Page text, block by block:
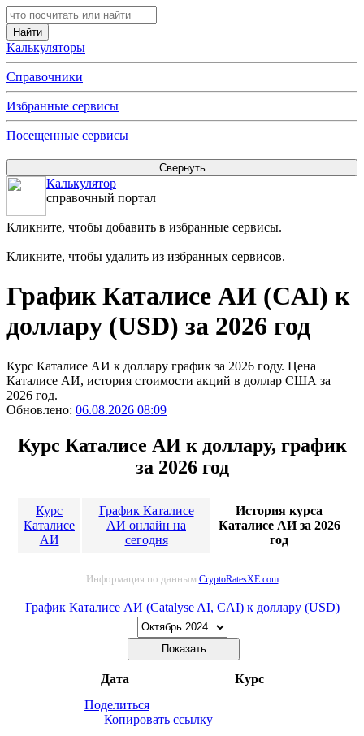
Калькуляторы
Справочники
Избранные сервисы
Посещенные сервисы
Калькулятор
справочный портал
Кликните, чтобы добавить в избранные сервисы.
Кликните, чтобы удалить из избранных сервисов.
График Каталисе АИ (CAI) к
доллару (USD) за 2026 год
Курс Каталисе АИ к доллару график за 2026 году. Цена
Каталисе АИ, история стоимости акций в доллар США за
2026 год.
Обновлено: 06.08.2026 08:09
Курс Каталисе АИ к доллару, график
за 2026 год
Курс
Каталисе
АИ
График Каталисе
АИ онлайн на
сегодня
История курса
Каталисе АИ за 2026
год
Информация по данным CryptoRatesXE.com
График Каталисе АИ (Catalyse AI, CAI) к доллару (USD)
Дата
Курс
Поделиться
Копировать ссылку